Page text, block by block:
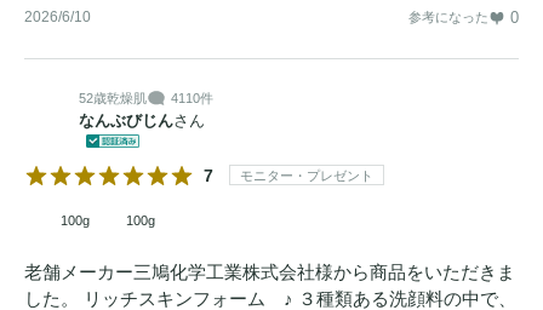
2026/6/10 参考になった 0
52歳乾燥肌 4110件
なんぶびじんさん
7 モニター・プレゼント
100g 100g
老舗メーカー三鳩化学工業株式会社様から商品をいただきま
した。 リッチスキンフォーム ♪ ３種類ある洗顔料の中で、